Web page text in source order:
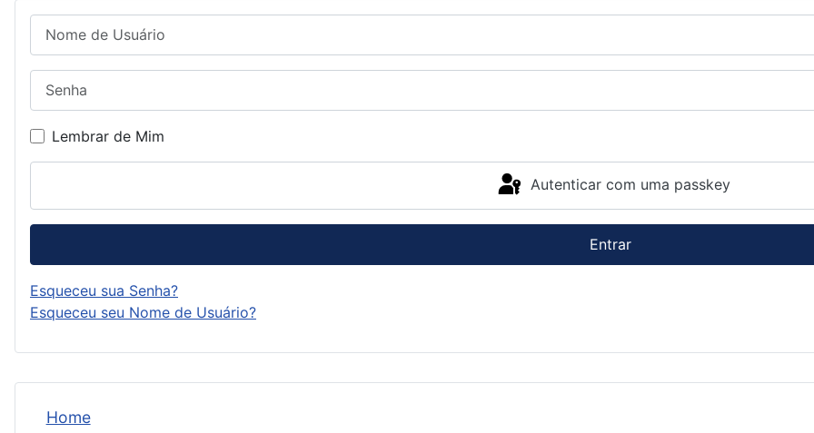
Home
Nome de Usuário
Lembrar de Mim
Autenticar com uma passkey
Entrar
Esqueceu sua Senha?
Esqueceu seu Nome de Usuário?